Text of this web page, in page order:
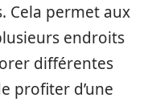
Cela permet aux
endroits
différentes
profiter d’une